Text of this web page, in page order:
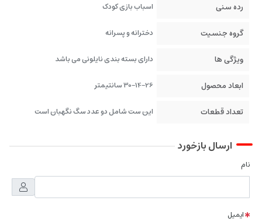
رده سنی اسباب بازی کودک
گروه جنسیت دخترانه و پسرانه
ویژگی ها دارای بسته بندی نایلونی می باشد
ابعاد محصول 30-14-26 سانتیمتر
تعداد قطعات این ست شامل دو عدد سگ نگهبان است
ارسال بازخورد
نام
ایمیل